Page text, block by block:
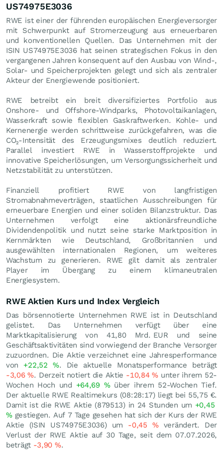
US74975E3036
RWE ist einer der führenden europäischen Energieversorger
mit Schwerpunkt auf Stromerzeugung aus erneuerbaren
und konventionellen Quellen. Das Unternehmen mit der
ISIN US74975E3036 hat seinen strategischen Fokus in den
vergangenen Jahren konsequent auf den Ausbau von Wind-,
Solar- und Speicherprojekten gelegt und sich als zentraler
Akteur der Energiewende positioniert.
RWE betreibt ein breit diversifiziertes Portfolio aus
Onshore- und Offshore-Windparks, Photovoltaikanlagen,
Wasserkraft sowie flexiblen Gaskraftwerken. Kohle- und
Kernenergie werden schrittweise zurückgefahren, was die
CO₂-Intensität des Erzeugungsmixes deutlich reduziert.
Parallel investiert RWE in Wasserstoffprojekte und
innovative Speicherlösungen, um Versorgungssicherheit und
Netzstabilität zu unterstützen.
Finanziell profitiert RWE von langfristigen
Stromabnahmeverträgen, staatlichen Ausschreibungen für
erneuerbare Energien und einer soliden Bilanzstruktur. Das
Unternehmen verfolgt eine aktionärsfreundliche
Dividendenpolitik und nutzt seine starke Marktposition in
Kernmärkten wie Deutschland, Großbritannien und
ausgewählten internationalen Regionen, um weiteres
Wachstum zu generieren. RWE gilt damit als zentraler
Player im Übergang zu einem klimaneutralen
Energiesystem.
RWE Aktien Kurs und Index Vergleich
Das börsennotierte Unternehmen RWE ist in Deutschland
gelistet. Das Unternehmen verfügt über eine
Marktkapitalisierung von 41,80 Mrd. EUR und seine
Geschäftsaktivitäten sind vorwiegend der Branche Versorger
zuzuordnen. Die Aktie verzeichnet eine Jahresperformance
von +22,52 %. Die aktuelle Monatsperformance beträgt
-3,06%. Derzeit notiert die Aktie -10,84%unter ihrem 52-
Wochen Hoch und +64,69 %über ihrem 52-Wochen Tief.
Der aktuelle RWE Realtimekurs (08:28:17) liegt bei 55,75 €.
Damit ist die RWE Aktie (879513) in 24 Stunden um +0,45
%gestiegen. Auf 7 Tage gesehen hat sich der Kurs der RWE
Aktie (ISIN US74975E3036) um -0,45 %verändert. Der
Verlust der RWE Aktie auf 30 Tage, seit dem 07.07.2026,
beträgt -3,90 %.